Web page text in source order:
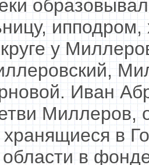
у
Иван
Миллеров,
в
области в